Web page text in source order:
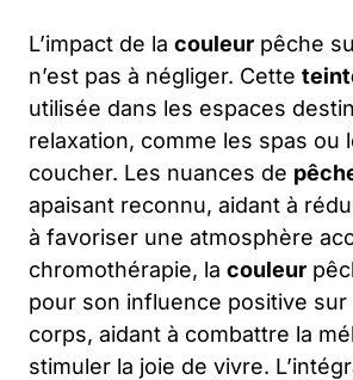
L’impact de la couleur pêche
n’est pas à négliger. Cette
utilisée dans les espaces
relaxation, comme les spas ou
coucher. Les nuances de
apaisant reconnu, aidant à
à favoriser une atmosphère
chromothérapie, la couleur
pour son influence positive sur
corps, aidant à combattre la
stimuler la joie de vivre.